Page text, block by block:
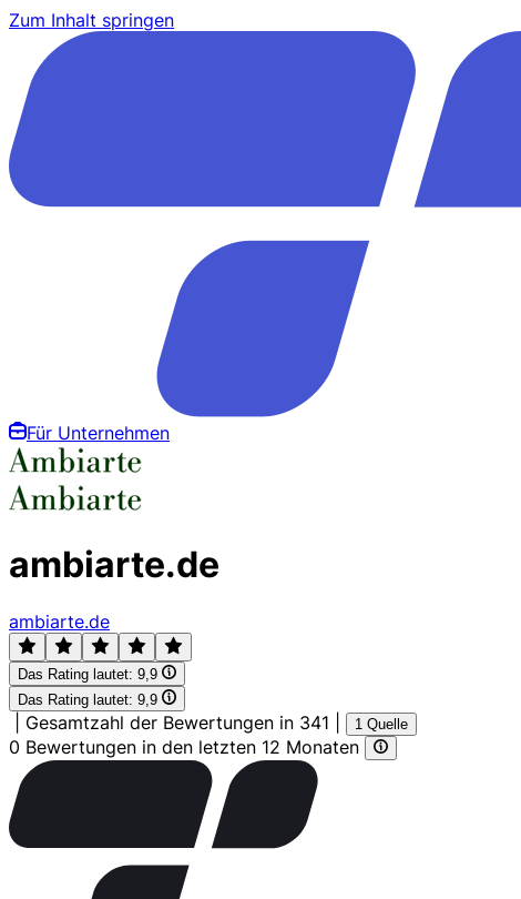
Zum Inhalt springen
Für Unternehmen
ambiarte.de
ambiarte.de
Das Rating lautet: 9,9
Das Rating lautet: 9,9
Gesamtzahl der Bewertungen in 341 1 Quelle
0 Bewertungen in den letzten 12 Monaten